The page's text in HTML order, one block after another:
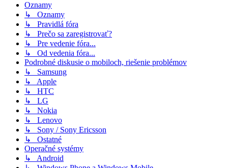
Oznamy
↳ Oznamy
↳ Pravidlá fóra
↳ Prečo sa zaregistrovať?
↳ Pre vedenie fóra...
↳ Od vedenia fóra...
Podrobné diskusie o mobiloch, riešenie problémov
↳ Samsung
↳ Apple
↳ HTC
↳ LG
↳ Nokia
↳ Lenovo
↳ Sony / Sony Ericsson
↳ Ostatné
Operačné systémy
↳ Android